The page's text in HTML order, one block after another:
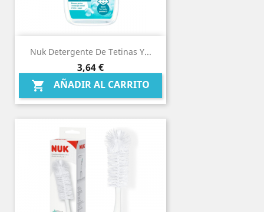
Nuk Detergente De Tetinas Y...
Precio
3,64 €
 AÑADIR AL CARRITO